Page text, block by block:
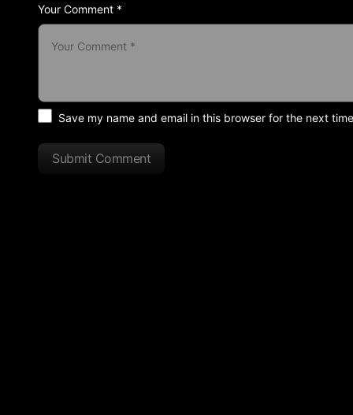
Your Comment *
Save my name and email in this browser for the next
Submit Comment